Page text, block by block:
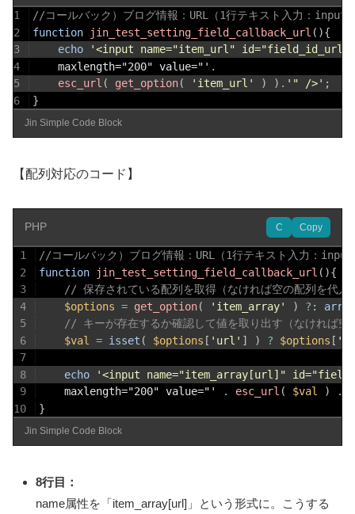
1
//コールバック）ブログ情報：URL（1行テキスト入力：input
2
function jin_test_setting_field_callback_url ( ){
3
echo
'<input name="item_url" id="field_id_url"
4
	maxlength="200" value="'
.
5
esc_url ( get_option( 'item_url' ) ) . '" />' ;
6
}
Jin Simple Code Block
【配列対応のコード】
PHP C Copy
1
//コールバック）ブログ情報：URL（1行テキスト入力：
2
function jin_test_setting_field_callback_url ( ){
3
// 保存されている配列を取得（なければ空の配列を代入
4
$options = get_option( 'item_array' ) ? :
array
5
// キーが存在するか確認して値を取り出す（なければ空
6
$val = isset ( $options [ 'url' ] ) ? $options [
7
8
echo
'<input name="item_array[url]"
9
	maxlength="200" value="'
. esc_url ( $val ) .
10
}
Jin Simple Code Block
8行目：
name属性を「item_array[url]」という形式に。こうする